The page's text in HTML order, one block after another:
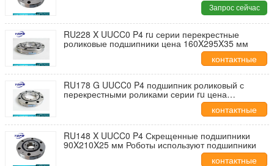
Запрос сейчас
RU228 X UUCC0 P4 ru серии перекрестные
роликовые подшипники цена 160X295X35 мм
контактные
данные
RU178 G UUCC0 P4 подшипник роликовый с
перекрестными роликами серии ru цена
контактные
данные
RU148 X UUCC0 P4 Скрещенные подшипники
90X210X25 мм Роботы используют подшипники
контактные